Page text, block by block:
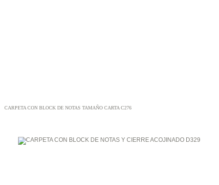
CARPETA CON BLOCK DE NOTAS TAMAÑO CARTA C276